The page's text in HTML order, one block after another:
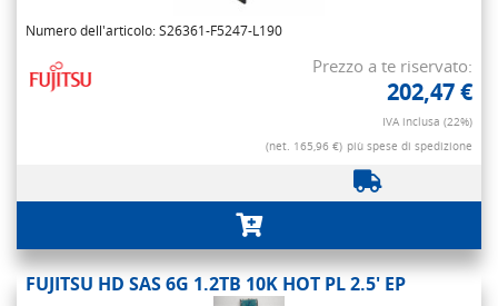
Numero dell'articolo: S26361-F5247-L190
Prezzo a te riservato:
202,47 €
IVA inclusa (22%)
(net. 165,96 €) più spese di spedizione
FUJITSU HD SAS 6G 1.2TB 10K HOT PL 2.5' EP